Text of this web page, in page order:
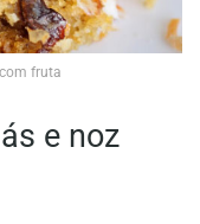
fruta
e noz